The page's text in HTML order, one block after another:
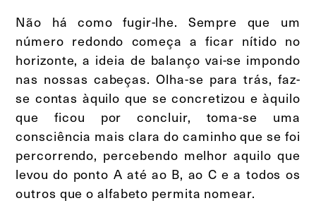
Não há como fugir-lhe. Sempre que um
número redondo começa a ficar nítido no
horizonte, a ideia de balanço vai-se impondo
nas nossas cabeças. Olha-se para trás, faz-
se contas àquilo que se concretizou e àquilo
que ficou por concluir, toma-se uma
consciência mais clara do caminho que se foi
percorrendo, percebendo melhor aquilo que
levou do ponto A até ao B, ao C e a todos os
outros que o alfabeto permita nomear.